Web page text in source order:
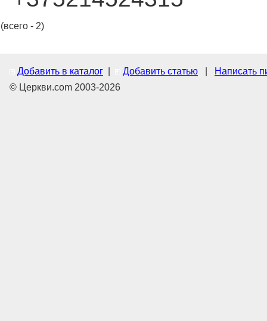
(всего - 2)
Добавить в каталог Добавить статью
Написать
© Церкви.com 2003-2026